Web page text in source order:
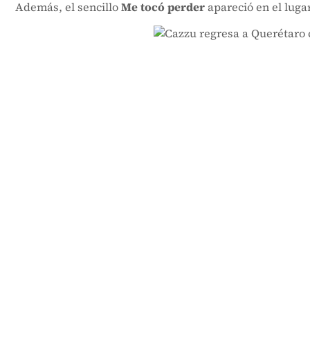
Además, el sencilloMe tocó perderapareció en el